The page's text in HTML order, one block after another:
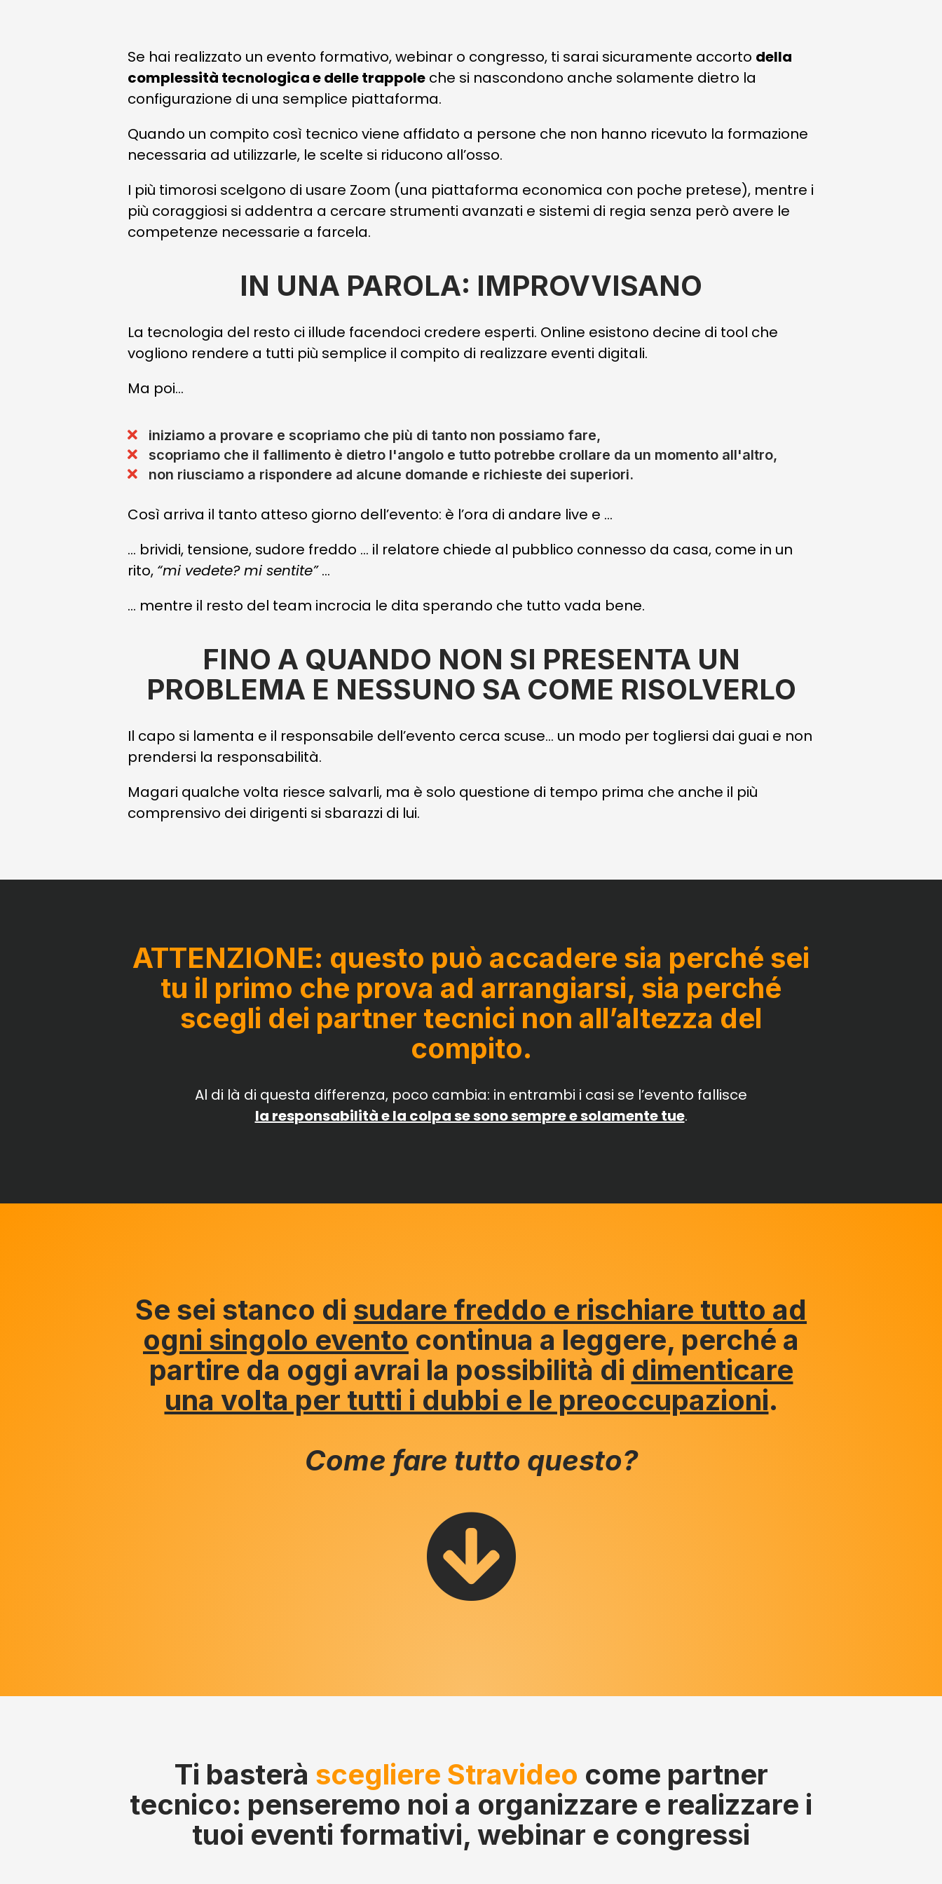
Se hai realizzato un evento formativo, webinar o congresso, ti sarai sicuramente accorto della
complessità tecnologica e delle trappole che si nascondono anche solamente dietro la
configurazione di una semplice piattaforma.
Quando un compito così tecnico viene affidato a persone che non hanno ricevuto la formazione
necessaria ad utilizzarle, le scelte si riducono all’osso.
I più timorosi scelgono di usare Zoom (una piattaforma economica con poche pretese), mentre i
più coraggiosi si addentra a cercare strumenti avanzati e sistemi di regia senza però avere le
competenze necessarie a farcela.
IN UNA PAROLA: IMPROVVISANO
La tecnologia del resto ci illude facendoci credere esperti. Online esistono decine di tool che
vogliono rendere a tutti più semplice il compito di realizzare eventi digitali.
Ma poi…
iniziamo a provare e scopriamo che più di tanto non possiamo fare,
scopriamo che il fallimento è dietro l'angolo e tutto potrebbe crollare da un momento all'altro,
non riusciamo a rispondere ad alcune domande e richieste dei superiori.
Così arriva il tanto atteso giorno dell’evento: è l’ora di andare live e …
… brividi, tensione, sudore freddo … il relatore chiede al pubblico connesso da casa, come in un
rito, “mi vedete? mi sentite”…
… mentre il resto del team incrocia le dita sperando che tutto vada bene.
FINO A QUANDO NON SI PRESENTA UN
PROBLEMA E NESSUNO SA COME RISOLVERLO
Il capo si lamenta e il responsabile dell’evento cerca scuse… un modo per togliersi dai guai e non
prendersi la responsabilità.
Magari qualche volta riesce salvarli, ma è solo questione di tempo prima che anche il più
comprensivo dei dirigenti si sbarazzi di lui.
ATTENZIONE: questo può accadere sia perché sei
tu il primo che prova ad arrangiarsi, sia perché
scegli dei partner tecnici non all’altezza del
compito.
Al di là di questa differenza, poco cambia: in entrambi i casi se l’evento fallisce
la responsabilità e la colpa se sono sempre e solamente tue.
Se sei stanco di sudare freddo e rischiare tutto ad
ogni singolo evento continua a leggere, perché a
partire da oggi avrai la possibilità di dimenticare
una volta per tutti i dubbi e le preoccupazioni.
Come fare tutto questo?
Ti basterà scegliere Stravideo come partner
tecnico: penseremo noi a organizzare e realizzare i
tuoi eventi formativi, webinar e congressi